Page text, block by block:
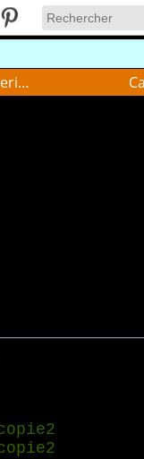
Jardins en Fleurs - Flowering gardens